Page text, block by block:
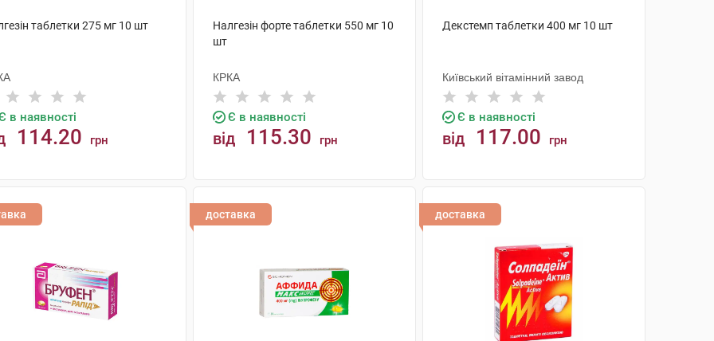
таблетки 275 мг 10 шт
в наявності
114.20 грн
Налгезін форте таблетки 550 мг 10
шт
КРКА
Є в наявності
від 115.30 грн
Декстемп таблетки 400 мг 10 шт
Київський вітамінний завод
Є в наявності
від 117.00 грн
доставка доставка